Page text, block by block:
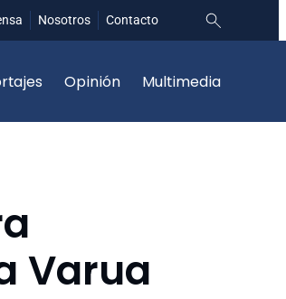
Nosotros Contacto
Opinión Multimedia
Varua